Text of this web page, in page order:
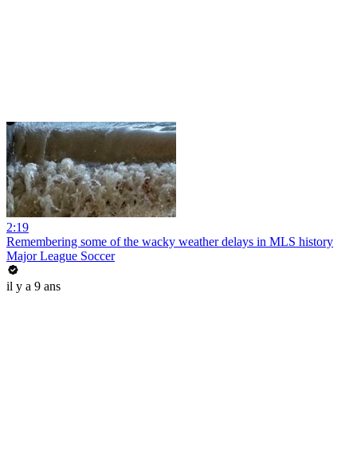
2:19
Remembering some of the wacky weather delays in MLS history
Major League Soccer
il y a 9 ans